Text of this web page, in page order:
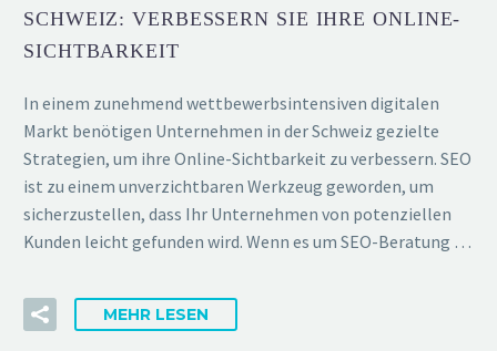
SCHWEIZ: VERBESSERN SIE IHRE ONLINE-
SICHTBARKEIT
In einem zunehmend wettbewerbsintensiven digitalen
Markt benötigen Unternehmen in der Schweiz gezielte
Strategien, um ihre Online-Sichtbarkeit zu verbessern. SEO
ist zu einem unverzichtbaren Werkzeug geworden, um
sicherzustellen, dass Ihr Unternehmen von potenziellen
Kunden leicht gefunden wird. Wenn es um SEO-Beratung …
MEHR LESEN